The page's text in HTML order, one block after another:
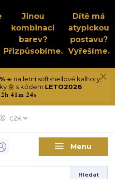
Jinou
kombinaci
barev?
Přizpůsobíme.
Dítě má
atypickou
postavu?
Vyřešíme.
☀️ na letní softshellové kalhoty,
🌼 s kódem LETO2026
41m 23s
Menu
CZK
Hledat